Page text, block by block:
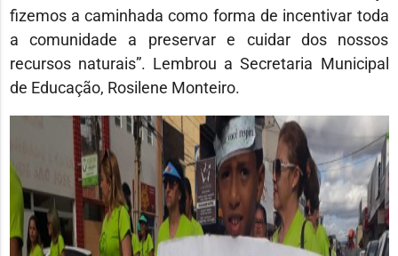
fizemos a caminhada como forma de incentivar toda
a comunidade a preservar e cuidar dos nossos
recursos naturais”. Lembrou a Secretaria Municipal
de Educação, Rosilene Monteiro.